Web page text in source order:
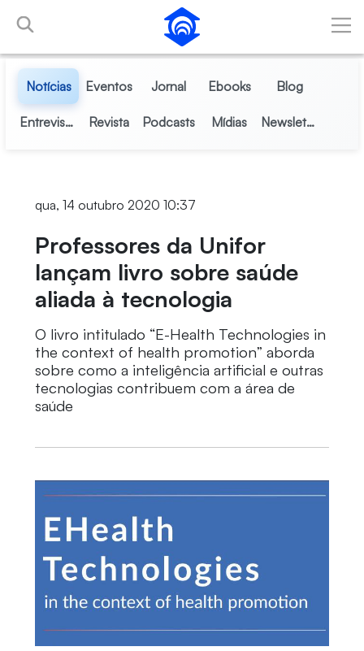
Pular para o Conteúdo principal
Notícias Eventos Jornal Ebooks Blog
Entrevistas Revista Podcasts Mídias Newsletter
qua, 14 outubro 2020 10:37
Professores da Unifor
lançam livro sobre saúde
aliada à tecnologia
O livro intitulado “E-Health Technologies in
the context of health promotion” aborda
sobre como a inteligência artificial e outras
tecnologias contribuem com a área de
saúde